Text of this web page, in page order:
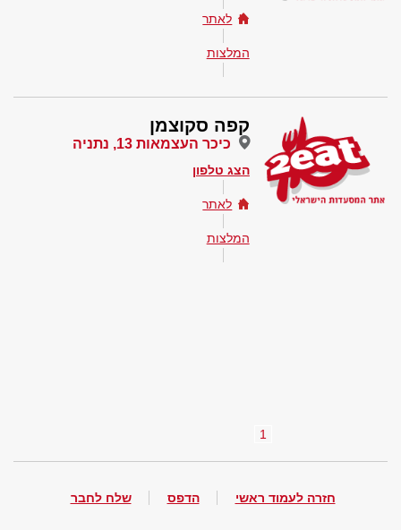
לאתר
המלצות
קפה סקוצמן
כיכר העצמאות 13, נתניה
הצג טלפון
לאתר
המלצות
1
חזרה לעמוד ראשי הדפס שלח לחבר